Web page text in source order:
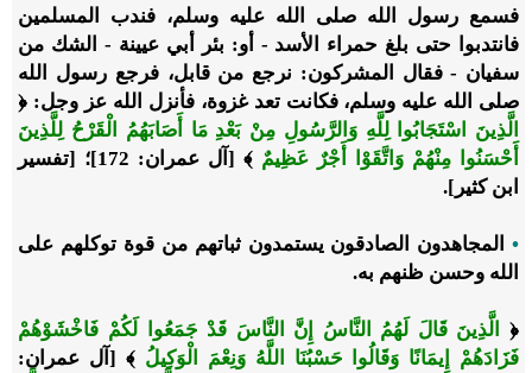
فسمع رسول الله صلى الله عليه وسلم، فندب المسلمين
فانتدبوا حتى بلغ حمراء الأسد - أو: بئر أبي عيينة - الشك من
سفيان - فقال المشركون: نرجع من قابل، فرجع رسول الله
صلى الله عليه وسلم، فكانت تعد غزوة، فأنزل الله عز وجل: ﴿
الَّذِينَ اسْتَجَابُوا لِلَّهِ وَالرَّسُولِ مِنْ بَعْدِ مَا أَصَابَهُمُ الْقَرْحُ لِلَّذِينَ
أَحْسَنُوا مِنْهُمْ وَاتَّقَوْا أَجْرٌ عَظِيمٌ
﴾ [آل عمران: 172]؛ [تفسير
ابن كثير].
• المجاهدون الصادقون يستمدون ثباتهم من قوة توكلهم على
الله وحسن ظنهم به.
﴿
الَّذِينَ قَالَ لَهُمُ النَّاسُ إِنَّ النَّاسَ قَدْ جَمَعُوا لَكُمْ فَاخْشَوْهُمْ
فَزَادَهُمْ إِيمَانًا وَقَالُوا حَسْبُنَا اللَّهُ وَنِعْمَ الْوَكِيلُ ﴾ [آل عمران: